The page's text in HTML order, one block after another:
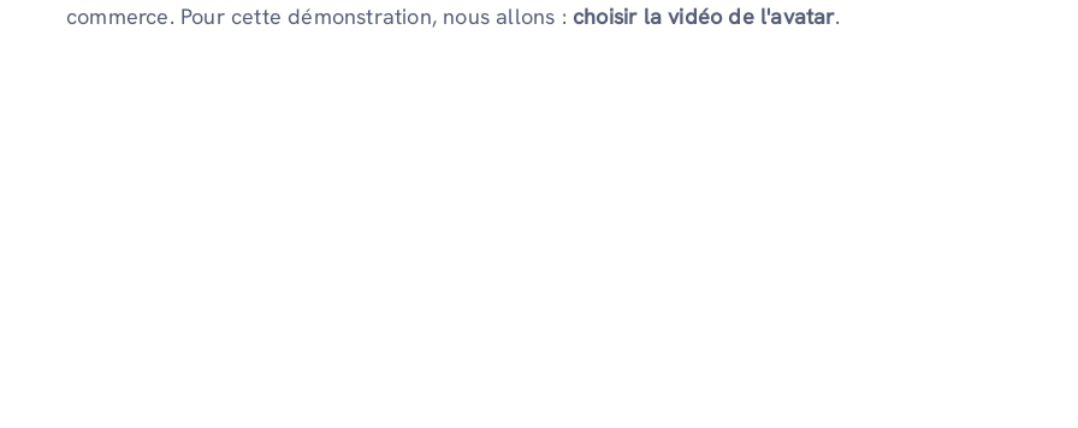
commerce. Pour cette démonstration, nous allons : choisir la vidéo de l'avatar.